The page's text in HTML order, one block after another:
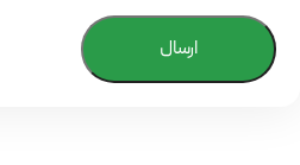
ارسال